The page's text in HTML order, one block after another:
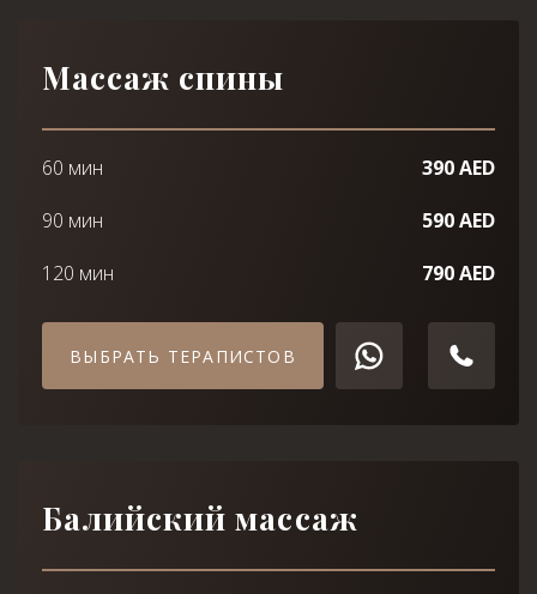
Массаж спины
60 мин
390 AED
90 мин
590 AED
120 мин
790 AED
ВЫБРАТЬ ТЕРАПИСТОВ
Балийский массаж